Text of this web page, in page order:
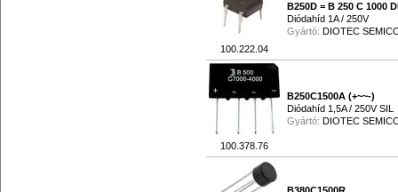
100.222.04
B250D = B 250 C 1000
Diódahíd 1A / 250V
Gyártó: DIOTEC
100.378.76
B250C1500A (+~~-)
Diódahíd 1,5A / 250V SIL
Gyártó: DIOTEC